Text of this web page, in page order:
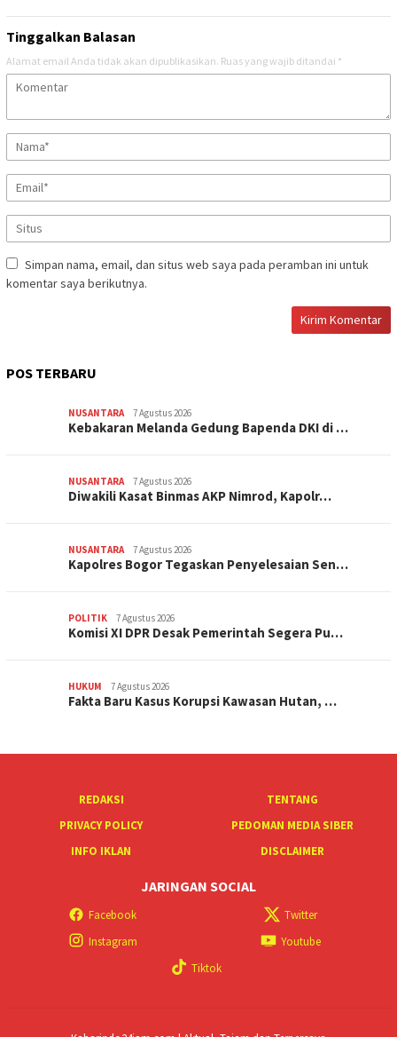
Tinggalkan Balasan
Alamat email Anda tidak akan dipublikasikan. Ruas yang wajib ditandai *
Simpan nama, email, dan situs web saya pada peramban ini untuk
komentar saya berikutnya.
POS TERBARU
NUSANTARA 7 Agustus 2026
Kebakaran Melanda Gedung Bapenda DKI di …
NUSANTARA 7 Agustus 2026
Diwakili Kasat Binmas AKP Nimrod, Kapolr…
NUSANTARA 7 Agustus 2026
Kapolres Bogor Tegaskan Penyelesaian Sen…
POLITIK 7 Agustus 2026
Komisi XI DPR Desak Pemerintah Segera Pu…
HUKUM 7 Agustus 2026
Fakta Baru Kasus Korupsi Kawasan Hutan, …
REDAKSI
TENTANG
PRIVACY POLICY
PEDOMAN MEDIA SIBER
INFO IKLAN
DISCLAIMER
JARINGAN SOCIAL
Facebook
Twitter
Instagram
Youtube
Tiktok